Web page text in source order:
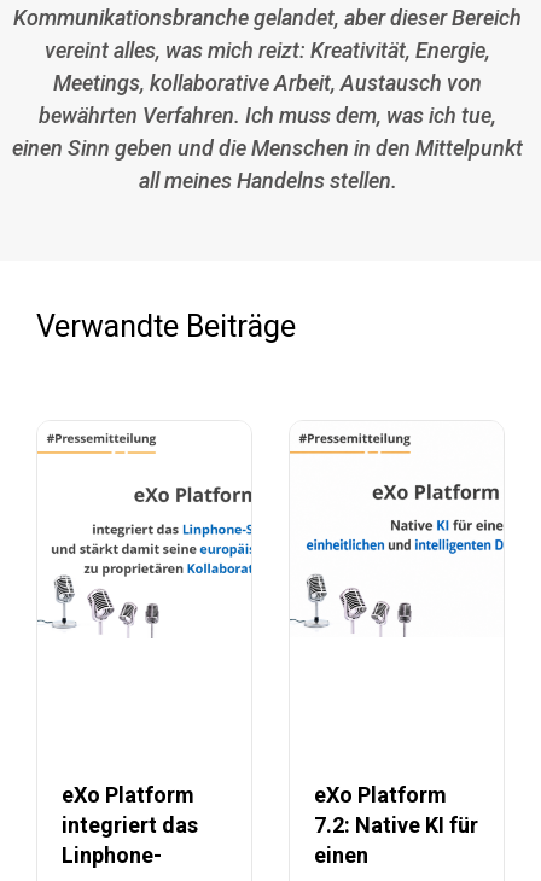
Kommunikationsbranche gelandet, aber dieser Bereich
vereint alles, was mich reizt: Kreativität, Energie,
Meetings, kollaborative Arbeit, Austausch von
bewährten Verfahren. Ich muss dem, was ich tue,
einen Sinn geben und die Menschen in den Mittelpunkt
all meines Handelns stellen.
Verwandte Beiträge
eXo Platform
integriert das
Linphone-
eXo Platform
7.2: Native KI für
einen